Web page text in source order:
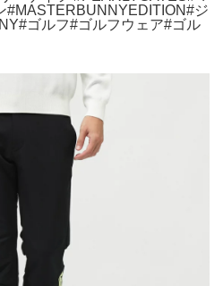
#MASTERBUNNYEDITION#ジ
ゴルフ#ゴルフウェア#ゴル